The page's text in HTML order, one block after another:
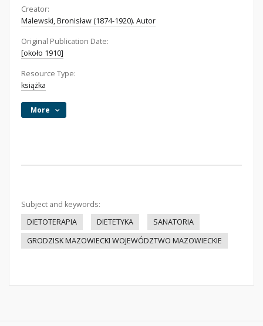
Creator:
Malewski, Bronisław (1874-1920). Autor
Original Publication Date:
[około 1910]
Resource Type:
książka
More
Subject and keywords:
DIETOTERAPIA
DIETETYKA
SANATORIA
GRODZISK MAZOWIECKI WOJEWÓDZTWO MAZOWIECKIE